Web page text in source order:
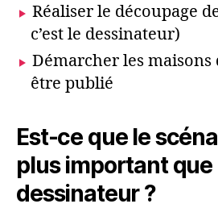
Réaliser le découpage
c’est le dessinateur)
Démarcher les maisons
être publié
Est-ce que le
plus important que
dessinateur ?